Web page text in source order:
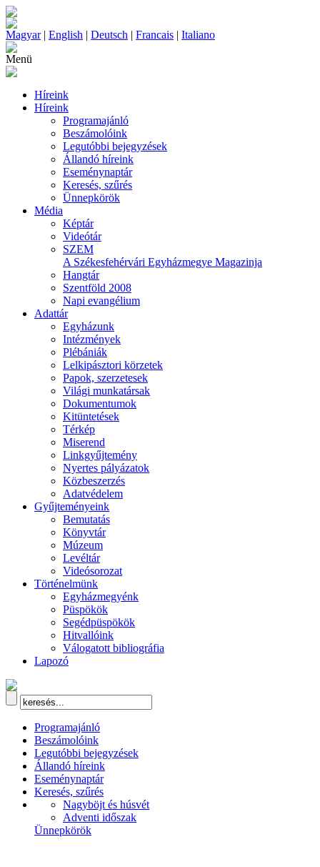
Magyar| English | Deutsch | Francais | Italiano
Menü
Híreink
Híreink
Programajánló
Beszámolóink
Legutóbbi bejegyzések
Állandó híreink
Eseménynaptár
Keresés, szűrés
Ünnepkörök
Média
Képtár
Videótár
SZEM
A Székesfehérvári Egyházmegye Magazinja
Hangtár
Szentföld 2008
Napi evangélium
Adattár
Egyházunk
Intézmények
Plébániák
Lelkipásztori körzetek
Papok, szerzetesek
Világi munkatársak
Dokumentumok
Kitüntetések
Térkép
Miserend
Linkgyűjtemény
Nyertes pályázatok
Közbeszerzés
Adatvédelem
Gyűjteményeink
Bemutatás
Könyvtár
Múzeum
Levéltár
Videósorozat
Történelmünk
Egyházmegyénk
Püspökök
Segédpüspökök
Hitvallóink
Válogatott bibliográfia
Lapozó
Programajánló
Beszámolóink
Legutóbbi bejegyzések
Állandó híreink
Eseménynaptár
Keresés, szűrés
Nagyböjt és húsvét
Adventi időszak
Ünnepkörök